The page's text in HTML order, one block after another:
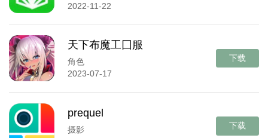
2022-11-22
天下布魔工囗服
角色
2023-07-17
下载
prequel
摄影
下载